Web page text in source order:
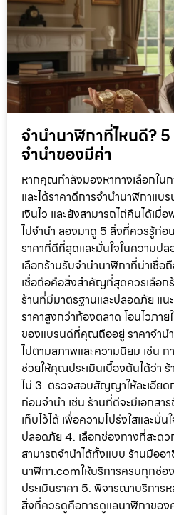
จำนำนาฬิกาที่ไหนดี?
จำนำของมีค่า
หากคุณกำลังมองหาทางเลือกใน
และได้ราคาดีการจำนำนาฬิกาแบ
เงินไว และยังสามารถไถ่คืนได้เ
ไปจำนำ ลองมาดู 5 สิ่งที่ควรรู้ก่อ
ราคาที่ดีที่สุดและมั่นใจในความป
เลือกร้านรับจำนำนาฬิกาที่น่าเชื่อ
เชื่อถือคือสิ่งสำคัญที่สุดควรเลือ
ร้านที่มีมาตรฐานและปลอดภัย แน
ราคาสูงกว่าท้องตลาด โอนไวภา
ของแบรนด์ที่คุณถืออยู่ ราคาจำน
ไปตามสภาพและความนิยม เช่น ก
ช่วยให้คุณประเมินเบื้องต้นได้ว่า
ไม่ 3. ตรวจสอบสัญญาให้ละเอียด
ก่อนจำนำ เช่น ร้านที่ดีจะมีเอกสา
เก็บไว้ได้ เพื่อความโปร่งใสและมั่
ปลอดภัย 4. เลือกช่องทางที่สะ
สามารถจำนำได้ทั้งแบบ ร้านมืออ
นาฬิกา.comให้บริการครบทุกช่อ
ประเมินราคา 5. พิจารณาบริการ
สิ่งที่ควรดูคือการดูแลนาฬิกาของ